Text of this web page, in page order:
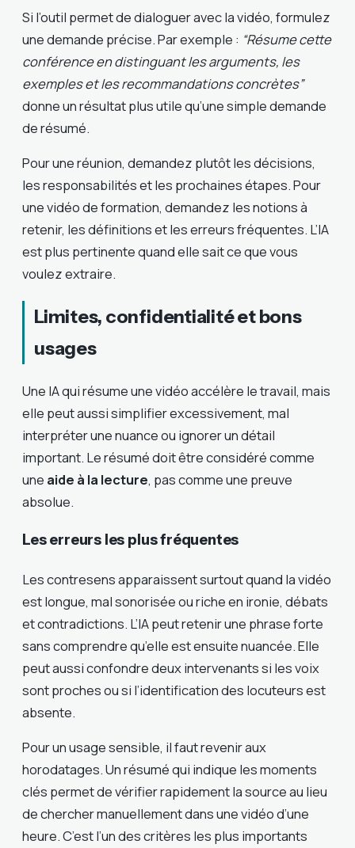
Si l’outil permet de dialoguer avec la vidéo, formulez
une demande précise. Par exemple : “Résume cette
conférence en distinguant les arguments, les
exemples et les recommandations concrètes”
donne un résultat plus utile qu’une simple demande
de résumé.
Pour une réunion, demandez plutôt les décisions,
les responsabilités et les prochaines étapes. Pour
une vidéo de formation, demandez les notions à
retenir, les définitions et les erreurs fréquentes. L’IA
est plus pertinente quand elle sait ce que vous
voulez extraire.
Limites, confidentialité et bons
usages
Une IA qui résume une vidéo accélère le travail, mais
elle peut aussi simplifier excessivement, mal
interpréter une nuance ou ignorer un détail
important. Le résumé doit être considéré comme
une aide à la lecture, pas comme une preuve
absolue.
Les erreurs les plus fréquentes
Les contresens apparaissent surtout quand la vidéo
est longue, mal sonorisée ou riche en ironie, débats
et contradictions. L’IA peut retenir une phrase forte
sans comprendre qu’elle est ensuite nuancée. Elle
peut aussi confondre deux intervenants si les voix
sont proches ou si l’identification des locuteurs est
absente.
Pour un usage sensible, il faut revenir aux
horodatages. Un résumé qui indique les moments
clés permet de vérifier rapidement la source au lieu
de chercher manuellement dans une vidéo d’une
heure. C’est l’un des critères les plus importants